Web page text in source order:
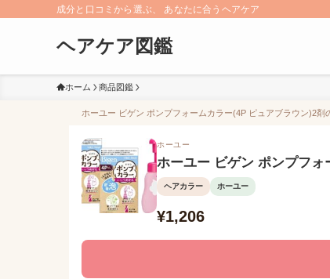
成分と口コミから選ぶ、 あなたに合うヘアケア
ヘアケア図鑑
ホーム 商品図鑑
ホーユー ビゲン ポンプフォームカラー(4P ピュアブラウン)2剤
ホーユー
ホーユー ビゲン ポンプフォ
ヘアカラー ホーユー
¥1,206